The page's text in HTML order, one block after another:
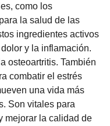
como los
la salud de las
ingredientes activos
y la inflamación.
osteoartritis. También
combatir el estrés
una vida más
Son vitales para
mejorar la calidad de